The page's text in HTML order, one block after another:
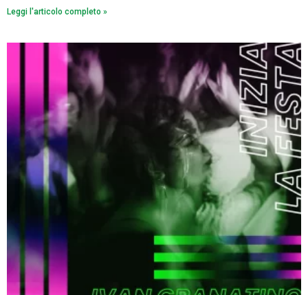
Leggi l'articolo completo »